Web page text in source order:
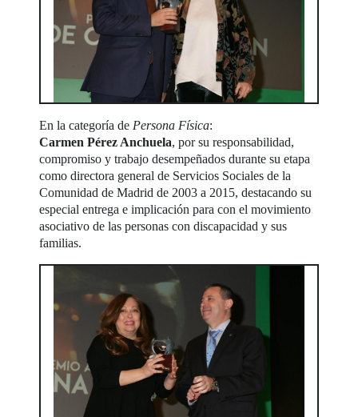
En la categoría de Persona Física:
Carmen Pérez Anchuela, por su responsabilidad,
compromiso y trabajo desempeñados durante su etapa
como directora general de Servicios Sociales de la
Comunidad de Madrid de 2003 a 2015, destacando su
especial entrega e implicación para con el movimiento
asociativo de las personas con discapacidad y sus
familias.